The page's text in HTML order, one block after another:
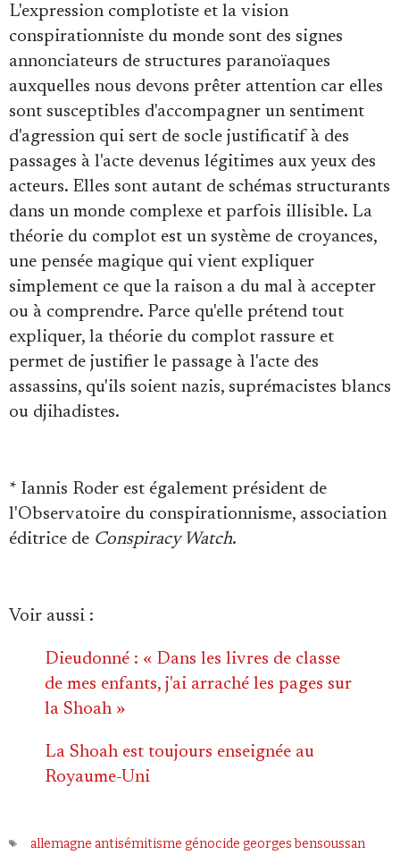
L'expression complotiste et la vision
conspirationniste du monde sont des signes
annonciateurs de structures paranoïaques
auxquelles nous devons prêter attention car elles
sont susceptibles d'accompagner un sentiment
d'agression qui sert de socle justificatif à des
passages à l'acte devenus légitimes aux yeux des
acteurs. Elles sont autant de schémas structurants
dans un monde complexe et parfois illisible. La
théorie du complot est un système de croyances,
une pensée magique qui vient expliquer
simplement ce que la raison a du mal à accepter
ou à comprendre. Parce qu'elle prétend tout
expliquer, la théorie du complot rassure et
permet de justifier le passage à l'acte des
assassins, qu'ils soient nazis, suprémacistes blancs
ou djihadistes.
* Iannis Roder est également président de
l'Observatoire du conspirationnisme, association
éditrice de Conspiracy Watch.
Voir aussi :
Dieudonné : « Dans les livres de classe
de mes enfants, j'ai arraché les pages sur
la Shoah »
La Shoah est toujours enseignée au
Royaume-Uni
allemagne antisémitisme génocide georges bensoussan